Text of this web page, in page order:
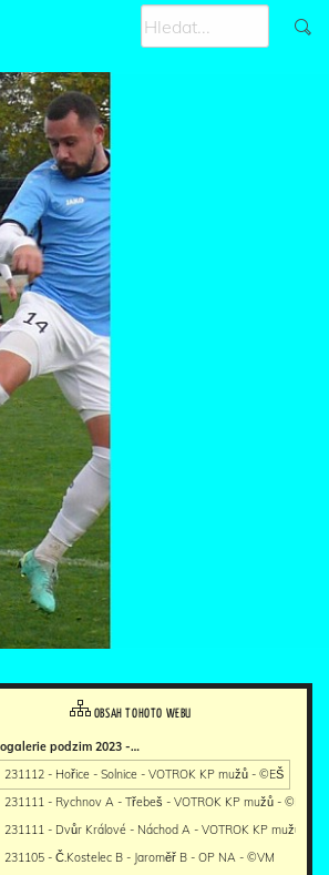
OBSAH TOHOTO WEBU
podzim 2023 -…
231112 - Hořice - Solnice - VOTROK KP mužů - ©EŠ
231111 - Rychnov A - Třebeš - VOTROK KP mužů - ©PR
231111 - Dvůr Králové - Náchod A - VOTROK KP mužů -
231105 - Č.Kostelec B - Jaroměř B - OP NA - ©VM